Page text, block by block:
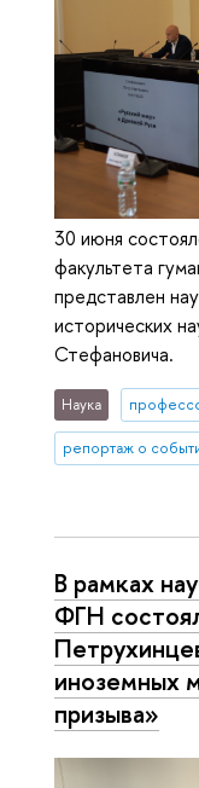
30 июня
факультета
представлен
исторических
Стефановича.
Наука
репортаж о
В рамках
ФГН
иноземных
призыва»